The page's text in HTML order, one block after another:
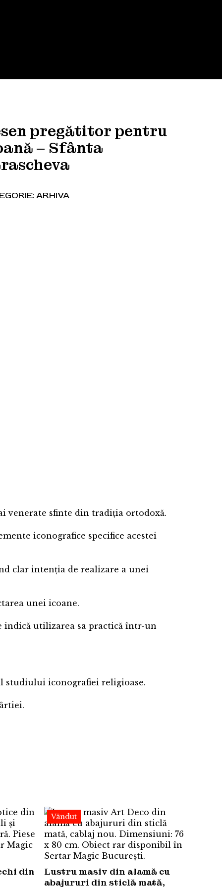
pregătitor pentru
– Sfânta
ARHIVA
venerate sfinte din tradiția ortodoxă.
iconografice specifice acestei
clar intenția de realizare a unei
unei icoane.
indică utilizarea sa practică într-un
studiului iconografiei religioase.
din
Vândut
Lustru masiv din alamă cu
abajururi din sticlă mată,